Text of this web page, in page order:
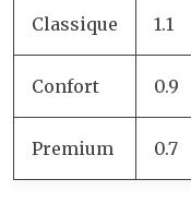
Classique 1.1
Confort 0.9
Premium 0.7